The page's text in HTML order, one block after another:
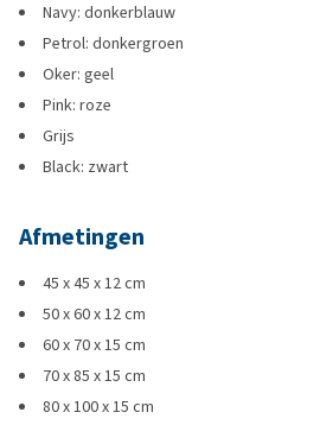
Navy: donkerblauw
Petrol: donkergroen
Oker: geel
Pink: roze
Grijs
Black: zwart
Afmetingen
45 x 45 x 12 cm
50 x 60 x 12 cm
60 x 70 x 15 cm
70 x 85 x 15 cm
80 x 100 x 15 cm